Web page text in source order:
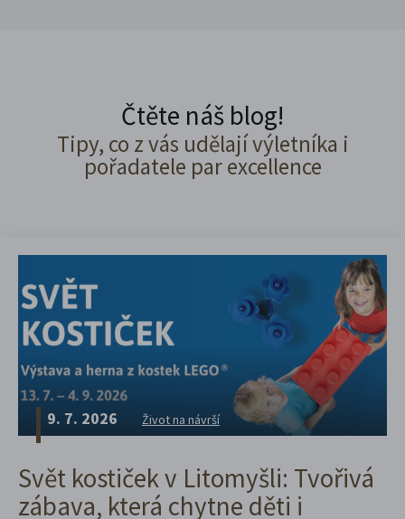
Čtěte náš blog!
Tipy, co z vás udělají výletníka i
pořadatele par excellence
9. 7. 2026 Život na návrší
Svět kostiček v Litomyšli: Tvořivá
zábava, která chytne děti i